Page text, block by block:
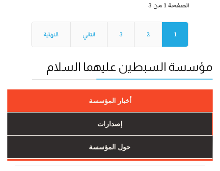
الصفحة 1 من 3
1
2
3 التالي النهاية
مؤسسة السبطين عليهما السلام
أخبار المؤسسة
إصدارات
حول المؤسسة